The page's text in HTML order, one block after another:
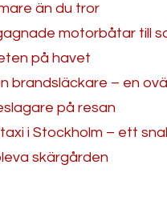
än du tror
motorbåtar till
på havet
brandsläckare – en
på resan
i Stockholm – ett
skärgården